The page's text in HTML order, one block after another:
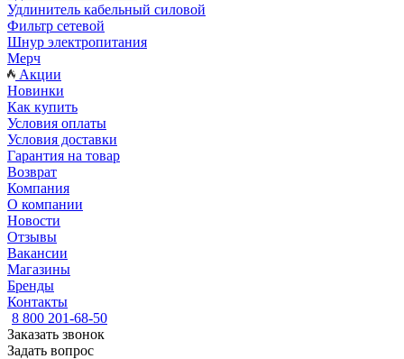
Удлинитель кабельный силовой
Фильтр сетевой
Шнур электропитания
Мерч
Акции
Новинки
Как купить
Условия оплаты
Условия доставки
Гарантия на товар
Возврат
Компания
О компании
Новости
Отзывы
Вакансии
Магазины
Бренды
Контакты
8 800 201-68-50
Заказать звонок
Задать вопрос